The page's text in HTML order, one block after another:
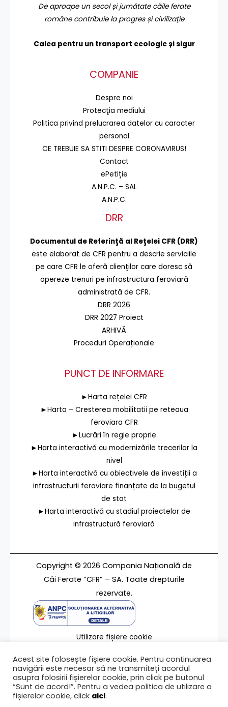
De aproape un secol și jumătate căile ferate
române contribuie la progres și civilizație
Calea pentru un transport ecologic și sigur
COMPANIE
Despre noi
Protecţia mediului
Politica privind prelucrarea datelor cu caracter
personal
CE TREBUIE SA STITI DESPRE CORONAVIRUS!
Contact
ePetiție
A.N.P.C. – SAL
A.N.P.C.
DRR
Documentul de Referinţă al Reţelei CFR (DRR)
este elaborat de CFR pentru a descrie serviciile
pe care CFR le oferă clienţilor care doresc să
opereze trenuri pe infrastructura feroviară
administrată de CFR.
DRR 2026
DRR 2027 Proiect
ARHIVĂ
Proceduri Operaționale
PUNCT DE INFORMARE
►Harta rețelei CFR
►Harta – Cresterea mobilitatii pe reteaua
feroviara CFR
►Lucrări în regie proprie
►Harta interactivă cu modernizările trecerilor la
nivel
►Harta interactivă cu obiectivele de investiții a
infrastructurii feroviare finanțate de la bugetul
de stat
►Harta interactivă cu stadiul proiectelor de
infrastructură feroviară
Copyright © 2026 Compania Națională de
Căi Ferate ”CFR” – SA. Toate drepturile
rezervate.
Utilizare fișiere cookie
Contact
Ultima modificare a paginii 29/07/2025
Acest site folosește fișiere cookie. Pentru continuarea
navigării este necesar să ne transmiteți acordul
asupra folosirii fișierelor cookie, prin click pe butonul
“Sunt de acord!”. Pentru a vedea politica de utilizare a
fișierelor cookie, click aici.